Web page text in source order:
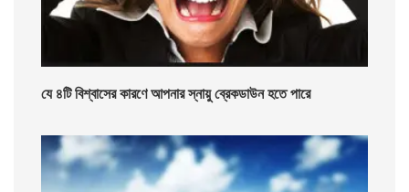
যে ৪টি বিশ্বাসের কারণে আপনার স্নায়ু ব্রেকডাউন হতে পারে